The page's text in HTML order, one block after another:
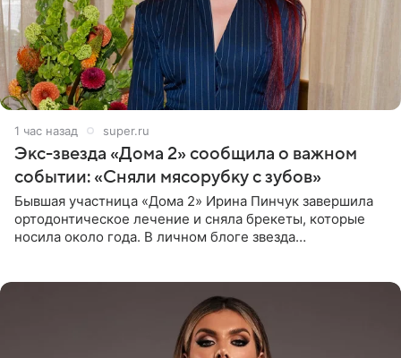
1 час назад super.ru
Экс-звезда «Дома 2» сообщила о важном
событии: «Сняли мясорубку с зубов»
Бывшая участница «Дома 2» Ирина Пинчук завершила
ортодонтическое лечение и сняла брекеты, которые
носила около года. В личном блоге звезда